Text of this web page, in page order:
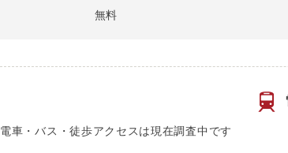
無料
電車・バス・徒歩アクセスは現在調査中です